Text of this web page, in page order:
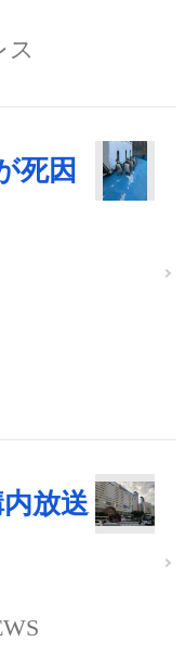
ス
死因
放送